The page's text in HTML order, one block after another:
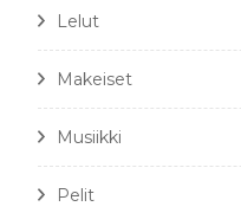
Lelut
Makeiset
Musiikki
Pelit